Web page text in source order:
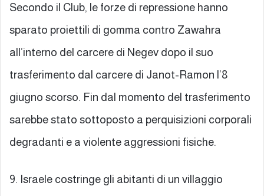
Secondo il Club, le forze di repressione hanno
sparato proiettili di gomma contro Zawahra
all’interno del carcere di Negev dopo il suo
trasferimento dal carcere di Janot-Ramon l’8
giugno scorso. Fin dal momento del trasferimento
sarebbe stato sottoposto a perquisizioni corporali
degradanti e a violente aggressioni fisiche.
9. Israele costringe gli abitanti di un villaggio